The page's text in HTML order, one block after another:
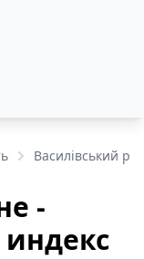
Василівський
-